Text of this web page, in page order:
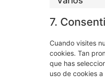
7.
Cuando visites
cookies. Tan
que has
uso de cookies